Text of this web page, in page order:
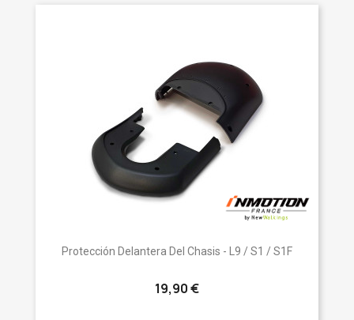
Protección Delantera Del Chasis - L9 / S1 / S1F
19,90 €